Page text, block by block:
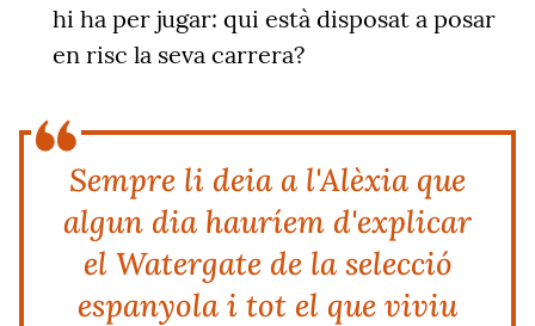
hi ha per jugar: qui està disposat a posar
en risc la seva carrera?
Sempre li deia a l'Alèxia que
algun dia hauríem d'explicar
el Watergate de la selecció
espanyola i tot el que viviu